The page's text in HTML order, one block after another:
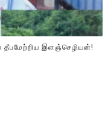
தீபமேற்றிய இளஞ்செழியன்!